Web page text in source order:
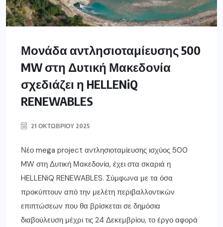
Μονάδα αντλησιοταμίευσης 500
MW στη Δυτική Μακεδονία
σχεδιάζει η HELLENiQ
RENEWABLES
21 ΟΚΤΩΒΡΊΟΥ 2025
Νέο mega project αντλησιοταμίευσης ισχύος 500
MW στη Δυτική Μακεδονία, έχει στα σκαριά η
HELLENiQ RENEWABLES. Σύμφωνα με τα όσα
προκύπτουν από την μελέτη περιβαλλοντικών
επιπτώσεων που θα βρίσκεται σε δημόσια
διαβούλευση μέχρι τις 24 Δεκεμβρίου, το έργο αφορά